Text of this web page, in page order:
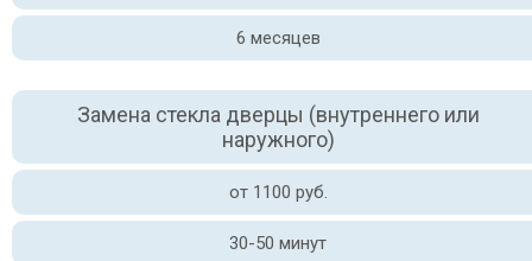
6 месяцев
Замена стекла дверцы (внутреннего или
наружного)
от 1100 руб.
30-50 минут